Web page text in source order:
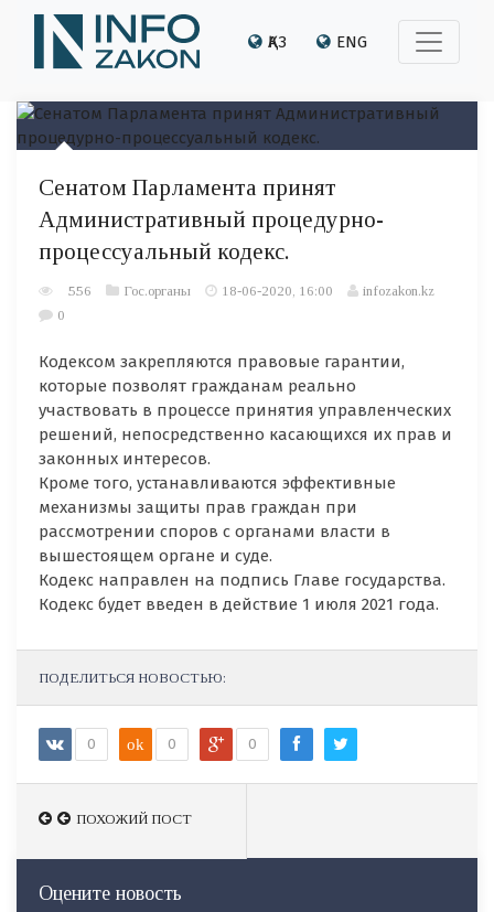
ҚАЗ ENG
Сенатом Парламента принят
Административный процедурно-
процессуальный кодекс.
556 Гос.органы 18-06-2020, 16:00
infozakon.kz
0
Кодексом закрепляются правовые гарантии,
которые позволят гражданам реально
участвовать в процессе принятия управленческих
решений, непосредственно касающихся их прав и
законных интересов.
Кроме того, устанавливаются эффективные
механизмы защиты прав граждан при
рассмотрении споров с органами власти в
вышестоящем органе и суде.
Кодекс направлен на подпись Главе государства.
Кодекс будет введен в действие 1 июля 2021 года.
ПОДЕЛИТЬСЯ НОВОСТЬЮ:
0 ok 0 0
ПОХОЖИЙ ПОСТ
ПОХОЖИЙ ПОСТ
Оцените новость